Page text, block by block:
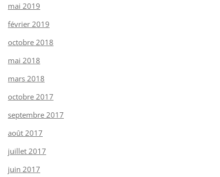
mai 2019
février 2019
octobre 2018
mai 2018
mars 2018
octobre 2017
septembre 2017
août 2017
juillet 2017
juin 2017